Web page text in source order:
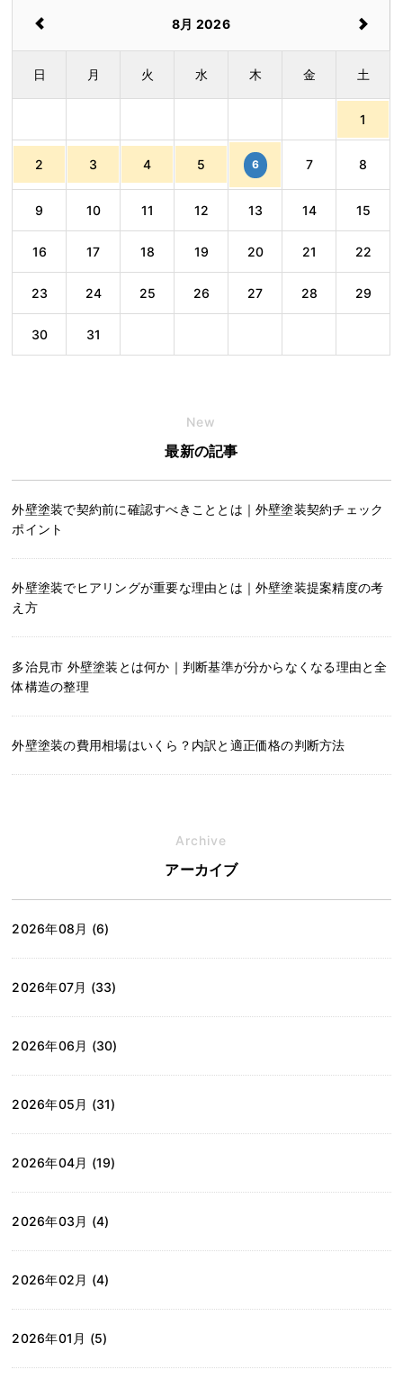
8月 2026
日 月 火 水 木 金 土
1
2 3 4 5 6 7 8
9 10 11 12 13 14 15
16 17 18 19 20 21 22
23 24 25 26 27 28 29
30 31
New
最新の記事
外壁塗装で契約前に確認すべきこととは｜外壁塗装契約チェック
ポイント
外壁塗装でヒアリングが重要な理由とは｜外壁塗装提案精度の考
え方
多治見市 外壁塗装とは何か｜判断基準が分からなくなる理由と全
体構造の整理
外壁塗装の費用相場はいくら？内訳と適正価格の判断方法
Archive
アーカイブ
2026年08月 (6)
2026年07月 (33)
2026年06月 (30)
2026年05月 (31)
2026年04月 (19)
2026年03月 (4)
2026年02月 (4)
2026年01月 (5)